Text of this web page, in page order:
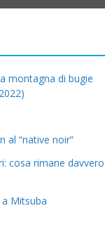
montagna di bugie
al “native noir”
cosa rimane
Mitsuba